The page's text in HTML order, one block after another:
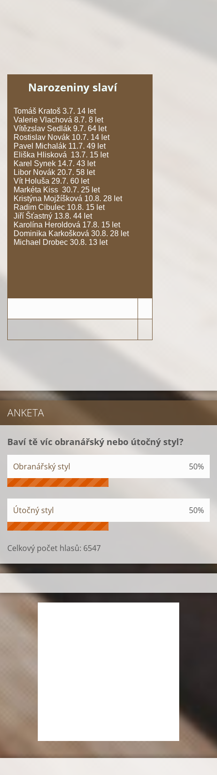
Narozeniny slaví
Tomáš Kratoš 3.7. 14 let
Valerie Vlachová 8.7. 8 let
Vítězslav Sedlák 9.7. 64 let
Rostislav Novák 10.7. 14 let
Pavel Michalák 11.7. 49 let
Eliška Hlisková 13.7. 15 let
Karel Synek 14.7. 43 let
Libor Novák 20.7. 58 let
Vít Holuša 29.7. 60 let
Markéta Kiss 30.7. 25 let
Kristýna Mojžíšková 10.8. 28 let
Radim Cibulec 10.8. 15 let
Jiří Šťastný 13.8. 44 let
Karolína Heroldová 17.8. 15 let
Dominika Karkošková 30.8. 28 let
Michael Drobec 30.8. 13 let
ANKETA
Baví tě víc obranářský nebo útočný styl?
Obranářský styl 50%
Útočný styl 50%
Celkový počet hlasů: 6547